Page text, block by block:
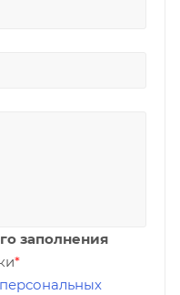
заполнения
*